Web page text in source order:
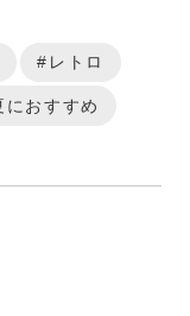
#レトロ
おすすめ